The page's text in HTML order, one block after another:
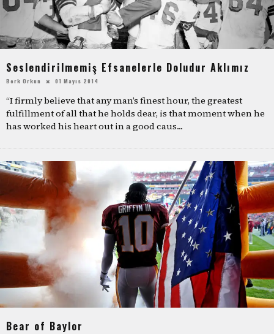
Seslendirilmemiş Efsanelerle Doludur Aklımız
Berk Orkun 01 Mayıs 2014
“I firmly believe that any man’s finest hour, the greatest
fulfillment of all that he holds dear, is that moment when he
has worked his heart out in a good caus...
Bear of Baylor